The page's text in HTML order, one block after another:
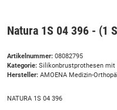
Natura 1S 04 396 - (1
Artikelnummer: 08082795
Kategorie: Silikonbrustprothesen
Hersteller: AMOENA Medizin-
NATURA 1S 04 396